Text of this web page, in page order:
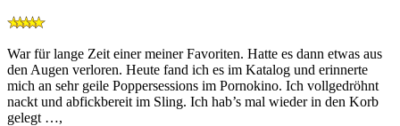
War für lange Zeit einer meiner Favoriten. Hatte es dann etwas aus
den Augen verloren. Heute fand ich es im Katalog und erinnerte
mich an sehr geile Poppersessions im Pornokino. Ich vollgedröhnt
nackt und abfickbereit im Sling. Ich hab’s mal wieder in den Korb
gelegt …,